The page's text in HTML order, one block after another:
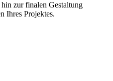
zur finalen Gestaltung
Ihres Projektes.